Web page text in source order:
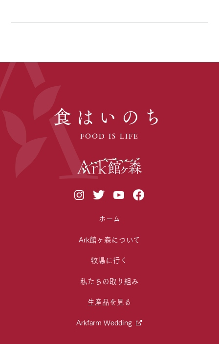
食はいのち
FOOD IS LIFE
ホーム
Ark館ヶ森について
牧場に行く
私たちの取り組み
生産品を見る
Arkfarm Wedding